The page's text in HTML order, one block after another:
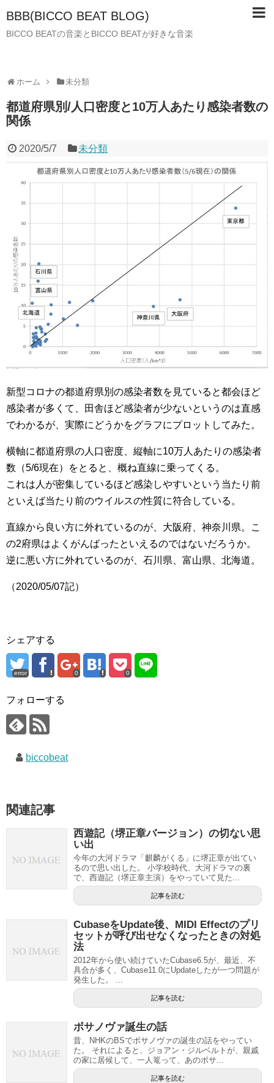
BBB(BICCO BEAT BLOG)
BICCO BEATの音楽とBICCO BEATが好きな音楽
ホーム 未分類
都道府県別/人口密度と10万人あたり感染者数の
関係
2020/5/7 未分類
新型コロナの都道府県別の感染者数を見ていると都会ほど
感染者が多くて、田舎ほど感染者が少ないというのは直感
でわかるが、実際にどうかをグラフにプロットしてみた。
横軸に都道府県の人口密度、縦軸に10万人あたりの感染者
数（5/6現在）をとると、概ね直線に乗ってくる。
これは人が密集しているほど感染しやすいという当たり前
といえば当たり前のウイルスの性質に符合している。
直線から良い方に外れているのが、大阪府、神奈川県。こ
の2府県はよくがんばったといえるのではないだろうか。
逆に悪い方に外れているのが、石川県、富山県、北海道。
（2020/05/07記）
シェアする
error 0 0
フォローする
biccobeat
関連記事
西遊記（堺正章バージョン）の切ない思
い出
今年の大河ドラマ「麒麟がくる」に堺正章が出てい
るので思い出した。 小学校時代、大河ドラマの裏
で、西遊記（堺正章主演）をやっていて見た...
記事を読む
CubaseをUpdate後、MIDI Effectのプリ
セットが呼び出せなくなったときの対処
法
2012年から使い続けていたCubase6.5が、最近、不
具合が多く、Cubase11.0にUpdateしたが一つ問題が
発生した。 ...
記事を読む
ボサノヴァ誕生の話
昔、NHKのBSでボサノヴァの誕生の話をやってい
た。 それによると、ジョアン・ジルベルトが、親戚
の家に居候して、一人篭って、あのボサ...
記事を読む